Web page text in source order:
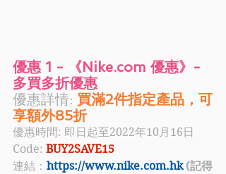
優惠 1 - 《Nike.com 優惠》-
多買多折優惠
優惠詳情: 買滿2件指定產品，可
享額外85折
優惠時間: 即日起至2022年10月16日
Code: BUY2SAVE15
連結： https://www.nike.com.hk (記得